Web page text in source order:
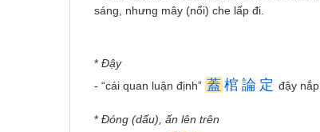
sáng, nhưng mây (nổi) che lấp đi.
* Đậy
- “cái quan luận định” 蓋 棺 論 定 đậy
* Đóng (dấu), ấn lên trên